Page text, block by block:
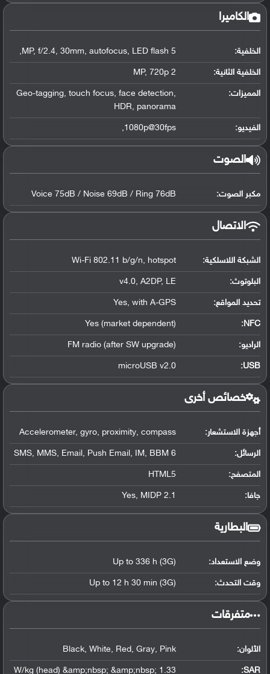
الكاميرا
الخلفية: 5 MP, f/2.4, 30mm, autofocus, LED flash,
الخلفية الثانية: 2 MP, 720p
المميزات:
Geo-tagging, touch focus, face detection,
HDR, panorama
الفيديو: 1080p@30fps,
الصوت
مكبر الصوت: Voice 75dB / Noise 69dB / Ring 76dB
الاتصال
الشبكة اللاسلكية: Wi-Fi 802.11 b/g/n, hotspot
البلوتوث:
v4.0, A2DP, LE
تحديد المواقع:
Yes, with A-GPS
NFC
:
Yes (market dependent)
الراديو: FM radio (after SW upgrade)
USB
:
microUSB v2.0
خصائص أخرى
أجهزة الاستشعار: Accelerometer, gyro, proximity, compass
الرسائل: SMS, MMS, Email, Push Email, IM, BBM 6
المتصفح: HTML5
جافا: Yes, MIDP 2.1
البطارية
وضع الاستعداد: Up to 336 h (3G)
وقت التحدث: Up to 12 h 30 min (3G)
‏متفرقات‏
الألوان: Black, White, Red, Gray, Pink
SAR
:
1.33 W/kg (head) &amp;nbsp; &amp;nbsp;